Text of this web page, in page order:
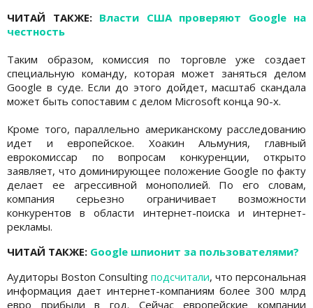
ЧИТАЙ ТАКЖЕ: Власти США проверяют Google на
честность
Таким образом, комиссия по торговле уже создает
специальную команду, которая может заняться делом
Google в суде. Если до этого дойдет, масштаб скандала
может быть сопоставим с делом Microsoft конца 90-х.
Кроме того, параллельно американскому расследованию
идет и европейское. Хоакин Альмуния, главный
еврокомиссар по вопросам конкуренции, открыто
заявляет, что доминирующее положение Google по факту
делает ее агрессивной монополией. По его словам,
компания серьезно ограничивает возможности
конкурентов в области интернет-поиска и интернет-
рекламы.
ЧИТАЙ ТАКЖЕ: Google шпионит за пользователями?
Аудиторы Boston Consulting подсчитали, что персональная
информация дает интернет-компаниям более 300 млрд
евро прибыли в год. Сейчас европейские компании